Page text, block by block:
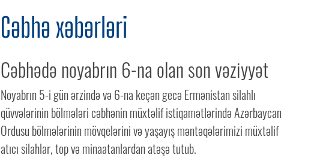
Cəbhə xəbərləri
Cəbhədə noyabrın 6-na olan son vəziyyət
Noyabrın 5-i gün ərzində və 6-na keçən gecə Ermənistan silahlı
qüvvələrinin bölmələri cəbhənin müxtəlif istiqamətlərində Azərbaycan
Ordusu bölmələrinin mövqelərini və yaşayış məntəqələrimizi müxtəlif
atıcı silahlar, top və minaatanlardan atəşə tutub.